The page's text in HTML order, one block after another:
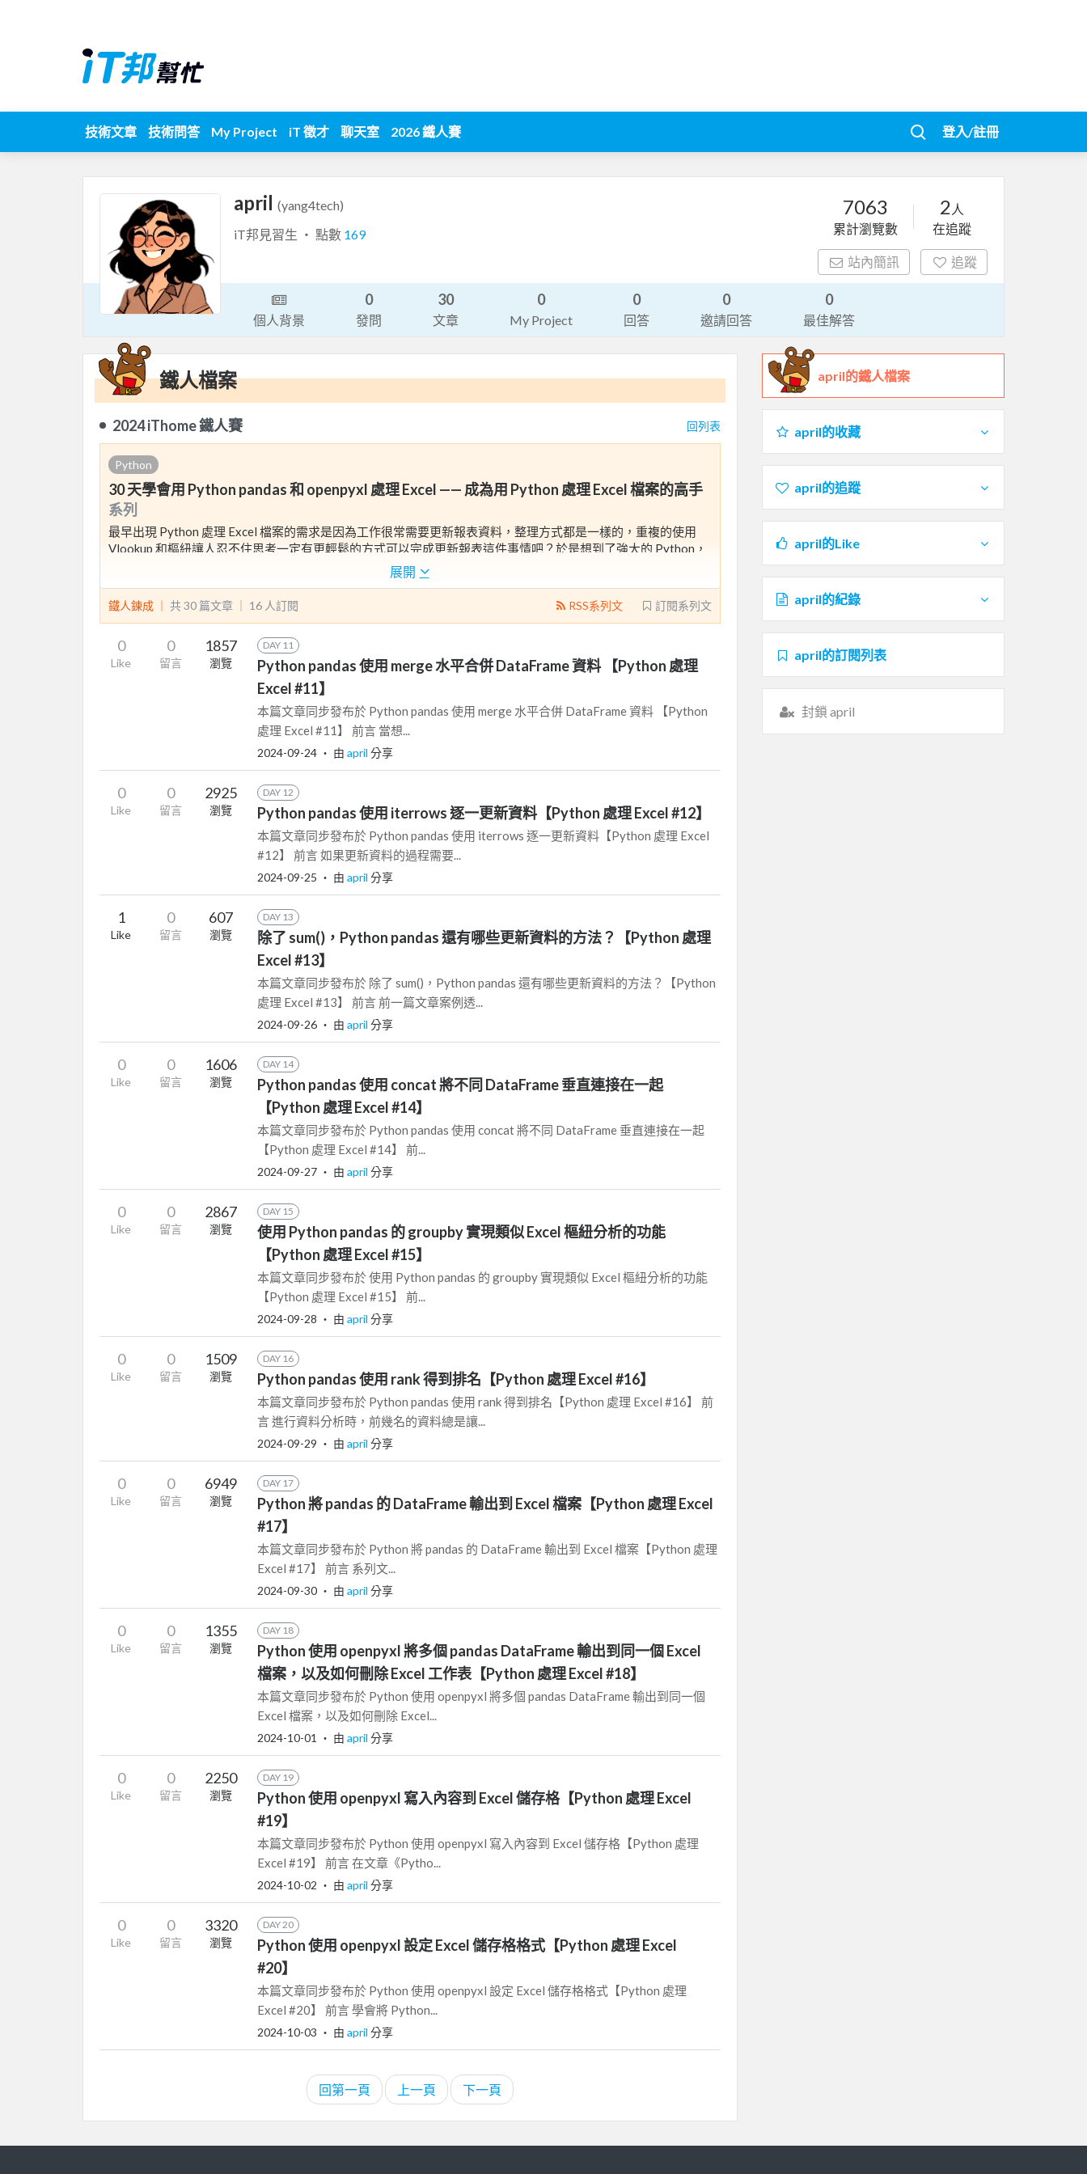
技術文章 技術問答 My Project iT 徵才 聊天室 2026 鐵人賽 登入/註冊
april (yang4tech)
iT邦見習生 ‧ 點數 169
7063
累計瀏覽數
2 人
在追蹤
站內簡訊 追蹤
個人背景
0
發問
30
文章
0
My Project
0
回答
0
邀請回答
0
最佳解答
鐵人檔案
2024 iThome 鐵人賽 回列表
Python
30 天學會用 Python pandas 和 openpyxl 處理 Excel —— 成為用 Python 處理 Excel 檔案的高手
系列
最早出現 Python 處理 Excel 檔案的需求是因為工作很常需要更新報表資料，整理方式都是一樣的，重複的使用
Vlookup 和樞紐讓人忍不住思考一定有更輕鬆的方式可以完成更新報表這件事情吧？於是想到了強大的 Python，
Python 能處理 Excel 檔案的方式有很多，我選擇的方式是利用 pandas 套件讀取和處理資料，處理完畢後再使用
openpyxl 套件輸出 Excel 檔案。這系列文章的目標是透過 Python 減少枯燥的人為資料合併作業，進而提升工作的
愉悅程度。
展開
鐵人鍊成 ｜ 共 30 篇文章 ｜ 16 人訂閱 訂閱系列文
RSS系列文
0
Like
0
留言
1857
瀏覽
DAY 11
Python pandas 使用 merge 水平合併 DataFrame 資料 【Python 處理
Excel #11】
本篇文章同步發布於 Python pandas 使用 merge 水平合併 DataFrame 資料 【Python
處理 Excel #11】 前言 當想...
2024-09-24 ‧ 由 april 分享
0
Like
0
留言
2925
瀏覽
DAY 12
Python pandas 使用 iterrows 逐一更新資料【Python 處理 Excel #12】
本篇文章同步發布於 Python pandas 使用 iterrows 逐一更新資料【Python 處理 Excel
#12】 前言 如果更新資料的過程需要...
2024-09-25 ‧ 由 april 分享
1
Like
0
留言
607
瀏覽
DAY 13
除了 sum()，Python pandas 還有哪些更新資料的方法？【Python 處理
Excel #13】
本篇文章同步發布於 除了 sum()，Python pandas 還有哪些更新資料的方法？【Python
處理 Excel #13】 前言 前一篇文章案例透...
2024-09-26 ‧ 由 april 分享
0
Like
0
留言
1606
瀏覽
DAY 14
Python pandas 使用 concat 將不同 DataFrame 垂直連接在一起
【Python 處理 Excel #14】
本篇文章同步發布於 Python pandas 使用 concat 將不同 DataFrame 垂直連接在一起
【Python 處理 Excel #14】 前...
2024-09-27 ‧ 由 april 分享
0
Like
0
留言
2867
瀏覽
DAY 15
使用 Python pandas 的 groupby 實現類似 Excel 樞紐分析的功能
【Python 處理 Excel #15】
本篇文章同步發布於 使用 Python pandas 的 groupby 實現類似 Excel 樞紐分析的功能
【Python 處理 Excel #15】 前...
2024-09-28 ‧ 由 april 分享
0
Like
0
留言
1509
瀏覽
DAY 16
Python pandas 使用 rank 得到排名【Python 處理 Excel #16】
本篇文章同步發布於 Python pandas 使用 rank 得到排名【Python 處理 Excel #16】 前
言 進行資料分析時，前幾名的資料總是讓...
2024-09-29 ‧ 由 april 分享
0
Like
0
留言
6949
瀏覽
DAY 17
Python 將 pandas 的 DataFrame 輸出到 Excel 檔案【Python 處理 Excel
#17】
本篇文章同步發布於 Python 將 pandas 的 DataFrame 輸出到 Excel 檔案【Python 處理
Excel #17】 前言 系列文...
2024-09-30 ‧ 由 april 分享
0
Like
0
留言
1355
瀏覽
DAY 18
Python 使用 openpyxl 將多個 pandas DataFrame 輸出到同一個 Excel
檔案，以及如何刪除 Excel 工作表【Python 處理 Excel #18】
本篇文章同步發布於 Python 使用 openpyxl 將多個 pandas DataFrame 輸出到同一個
Excel 檔案，以及如何刪除 Excel...
2024-10-01 ‧ 由 april 分享
0
Like
0
留言
2250
瀏覽
DAY 19
Python 使用 openpyxl 寫入內容到 Excel 儲存格【Python 處理 Excel
#19】
本篇文章同步發布於 Python 使用 openpyxl 寫入內容到 Excel 儲存格【Python 處理
Excel #19】 前言 在文章《Pytho...
2024-10-02 ‧ 由 april 分享
0
Like
0
留言
3320
瀏覽
DAY 20
Python 使用 openpyxl 設定 Excel 儲存格格式【Python 處理 Excel
#20】
本篇文章同步發布於 Python 使用 openpyxl 設定 Excel 儲存格格式【Python 處理
Excel #20】 前言 學會將 Python...
2024-10-03 ‧ 由 april 分享
回第一頁 上一頁 下一頁
april的鐵人檔案
april的收藏
april的追蹤
april的Like
april的紀錄
april的訂閱列表
封鎖 april